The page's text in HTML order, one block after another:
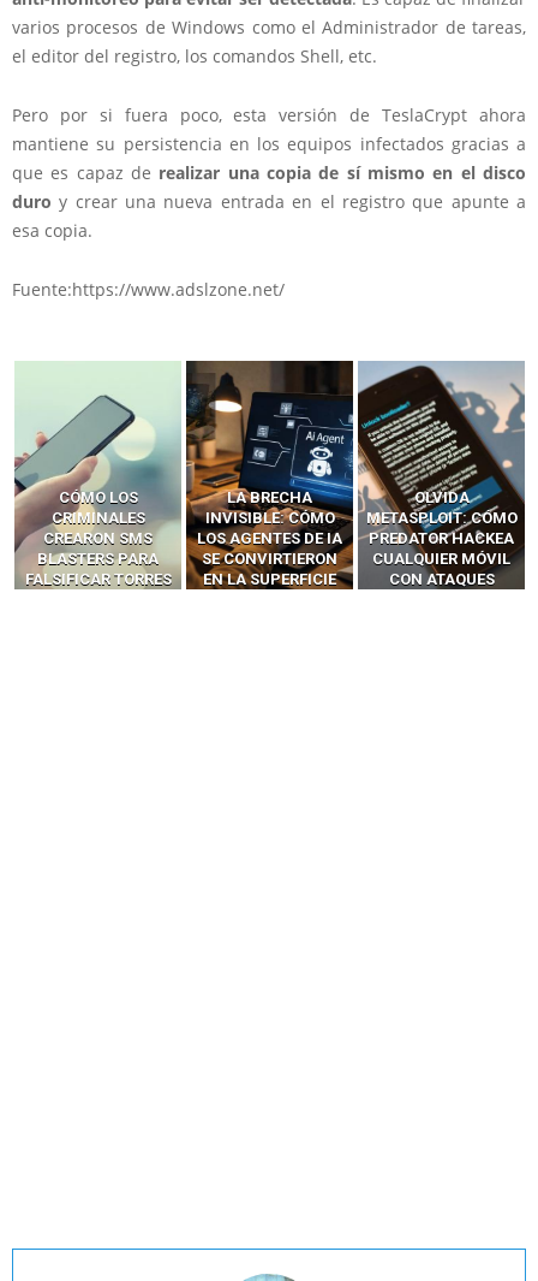
varios procesos de Windows como el Administrador de tareas,
el editor del registro, los comandos Shell, etc.
Pero por si fuera poco, esta versión de TeslaCrypt ahora
mantiene su persistencia en los equipos infectados gracias a
que es capaz de realizar una copia de sí mismo en el disco
duro y crear una nueva entrada en el registro que apunte a
esa copia.
Fuente:https://www.adslzone.net/
LA BRECHA
INVISIBLE: CÓMO
LOS AGENTES DE IA
SE CONVIRTIERON
EN LA SUPERFICIE
OLVIDA
METASPLOIT: CÓMO
PREDATOR HACKEA
CUALQUIER MÓVIL
CON ATAQUES
CÓMO LOS HACKERS
INTERCEPTAN OTPS
Y LLAMADAS
MÓVILES SIN
‘HACKEAR’ — EL